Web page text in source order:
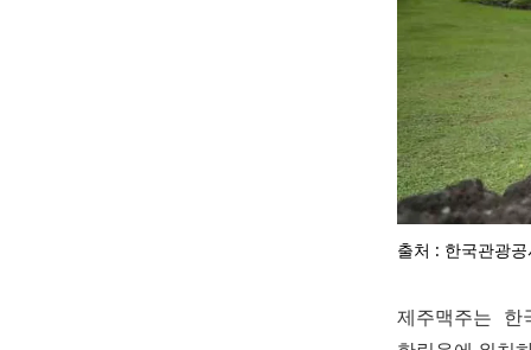
출처 : 한국관광
제주맥주는